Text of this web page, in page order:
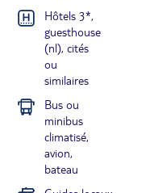
Hôtels 3*,
guesthouse
(nl), cités
ou
similaires
Bus ou
minibus
climatisé,
avion,
bateau